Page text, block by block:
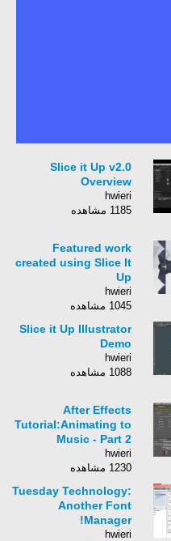
Slice it Up v2.0
Overview
hwieri
1185 مشاهده
Featured work
created using Slice It
Up
hwieri
1045 مشاهده
Slice it Up Illustrator
Demo
hwieri
1088 مشاهده
After Effects
Tutorial:Animating to
Music - Part 2
hwieri
1230 مشاهده
Tuesday Technology:
Another Font
Manager!
hwieri